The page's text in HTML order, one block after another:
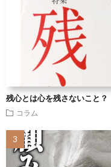
残心とは心を残さないこと
コラム